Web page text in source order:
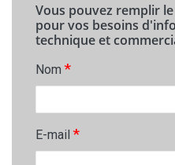
Vous pouvez remplir
pour vos besoins
technique et
Nom *
E-mail *